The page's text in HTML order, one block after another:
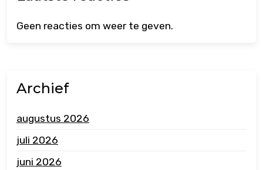
Geen reacties om weer te geven.
Archief
augustus 2026
juli 2026
juni 2026